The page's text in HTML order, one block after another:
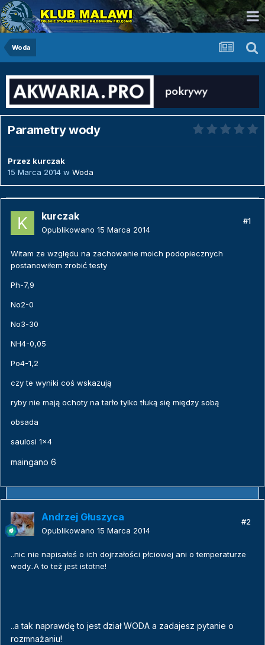
Woda
Parametry wody
Przez kurczak
15 Marca 2014 w Woda
kurczak
Opublikowano 15 Marca 2014
#1
Witam ze względu na zachowanie moich podopiecznych
postanowiłem zrobić testy
Ph-7,9
No2-0
No3-30
NH4-0,05
Po4-1,2
czy te wyniki coś wskazują
ryby nie mają ochoty na tarło tylko tłuką się między sobą
obsada
saulosi 1x4
maingano 6
Andrzej Głuszyca
Opublikowano 15 Marca 2014
#2
..nic nie napisałeś o ich dojrzałości płciowej ani o temperaturze
wody..A to też jest istotne!
..a tak naprawdę to jest dział WODA a zadajesz pytanie o
rozmnażaniu!